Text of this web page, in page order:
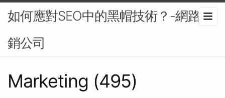
如何應對SEO中的黑帽技術？-網路行
銷公司
Marketing (495)